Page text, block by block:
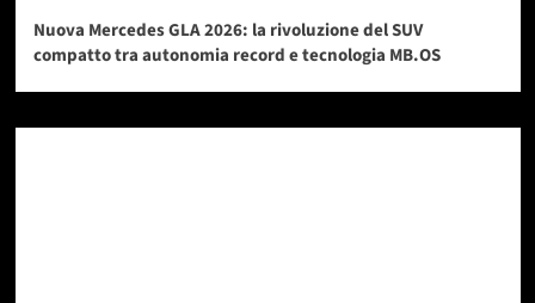
Nuova Mercedes GLA 2026: la rivoluzione del SUV
compatto tra autonomia record e tecnologia MB.OS